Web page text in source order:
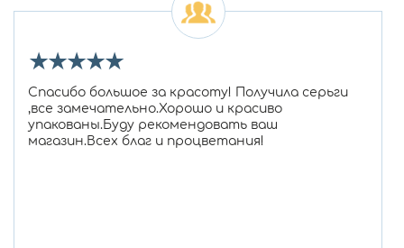
★★★★★
Спасибо большое за красоту! Получила серьги
,все замечательно.Хорошо и красиво
упакованы.Буду рекомендовать ваш
магазин.Всех благ и процветания!